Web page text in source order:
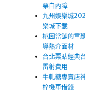
栗白內障
九州娛樂城
樂城下載
桃園當舖的童
導熱介面材
台北票貼經典
雷射費用
牛軋糖專賣店
梓機車借錢